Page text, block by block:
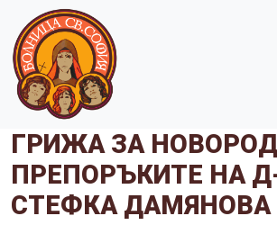
ГРИЖА ЗА
ПРЕПОРЪКИТЕ НА
СТЕФКА ДАМЯНОВА